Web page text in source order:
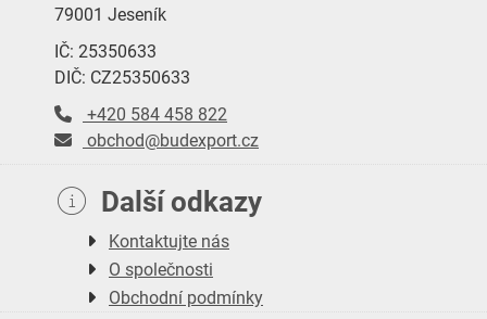
79001 Jeseník
IČ: 25350633
DIČ: CZ25350633
+420 584 458 822
obchod@budexport.cz
Další odkazy
Kontaktujte nás
O společnosti
Obchodní podmínky